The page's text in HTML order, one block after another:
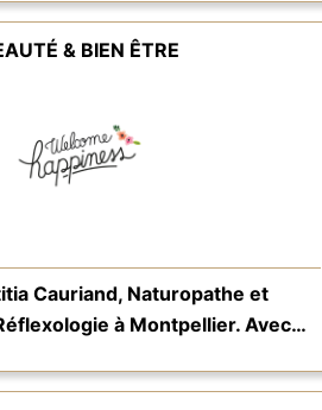
& BIEN ÊTRE
Cauriand, Naturopathe et
à Montpellier. Avec…